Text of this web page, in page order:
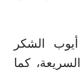
الشكر
كما